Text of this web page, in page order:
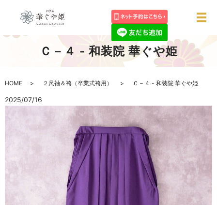
メ
Ｃ－４ - 和装院 華ぐや姫
HOME ２尺袖＆袴（卒業式袴用） Ｃ－４ - 和装院 華ぐや姫
2025/07/16